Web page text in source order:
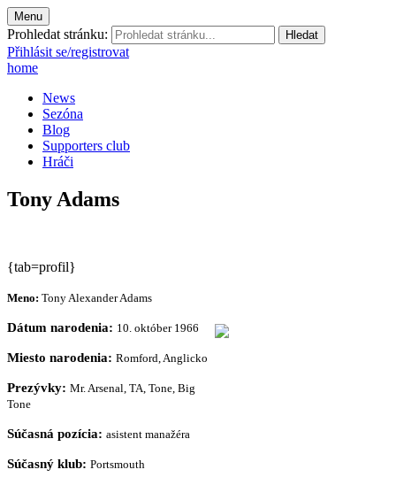
Menu
Prohledat stránku:
Přihlásit se/registrovat
home
News
Sezóna
Blog
Supporters club
Hráči
Tony Adams
{tab=profil}
Meno: Tony Alexander Adams
Dátum narodenia: 10. október 1966
Miesto narodenia: Romford, Anglicko
Prezývky: Mr. Arsenal, TA, Tone, Big
Tone
Súčasná pozícia: asistent manažéra
Súčasný klub: Portsmouth